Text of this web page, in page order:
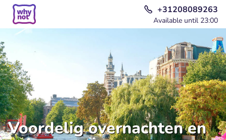
+31208089263
Available until 23:00
Voordelig overnachten en